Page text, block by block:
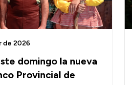
domingo la nueva
Provincial de
de 2026